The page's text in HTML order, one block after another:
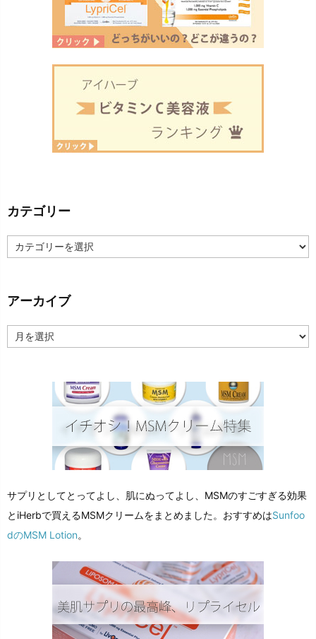
カテゴリー
テ
ー
アーカイブ
ー
サプリとしてとってよし、肌にぬってよし、MSMのすごすぎる効果
とiHerbで買えるMSMクリームをまとめました。おすすめはSunfoo
dのMSM Lotion。